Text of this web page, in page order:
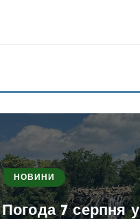
НОВИНИ
Погода 7 серпня у